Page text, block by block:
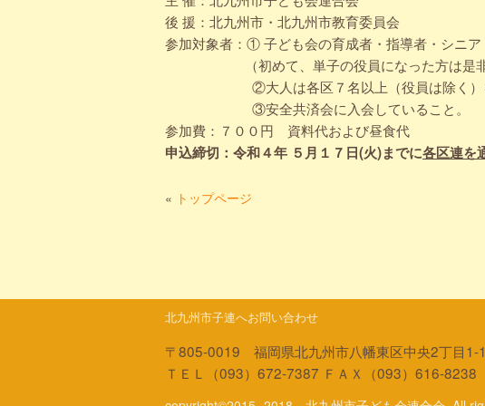
後 援：北九州市・北九州市教育委員会
参加対象者：① 子ども会の育成者・指導者・シニ
（初めて、単子の役員になった方は是非参
②大人は各区７名以上（役員は除く）をお
③安全共済会に入会していること。
参加費：７００円 資料代および昼食代
申込締切：令和４年 ５月１７日(火)までに各区連を
« トップページ
北九州市子連へお問い合わせ
〒805-0019 福岡県北九州市八幡東区中央2丁目1-
ＴＥＬ（093）672-7387 ＦＡＸ（093）616-8238